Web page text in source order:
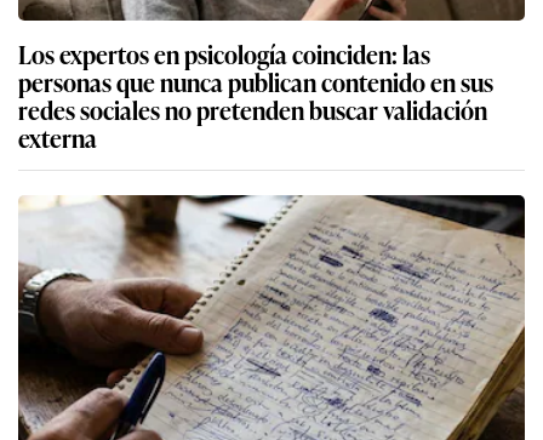
Los expertos en psicología coinciden: las
personas que nunca publican contenido en sus
redes sociales no pretenden buscar validación
externa